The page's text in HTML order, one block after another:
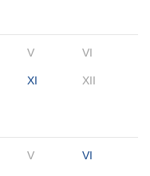
V VI
XI XII
V VI